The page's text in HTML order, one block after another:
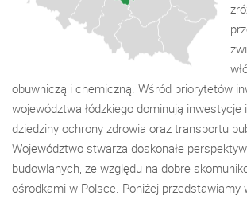
obuwniczą i chemiczną. Wśród priorytetów
województwa łódzkiego dominują
dziedziny ochrony zdrowia oraz transportu
Województwo stwarza doskonałe
budowlanych, ze względu na dobre
ośrodkami w Polsce. Poniżej przedstawiamy